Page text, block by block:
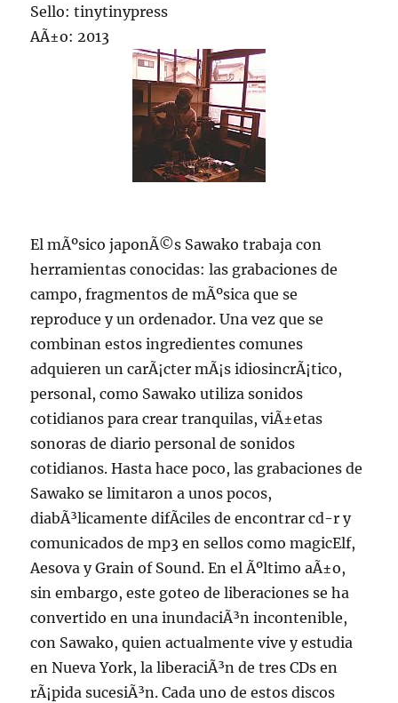
Sello: tinytinypress
AÃ±o: 2013
El mÃºsico japonÃ©s Sawako trabaja con
herramientas conocidas: las grabaciones de
campo, fragmentos de mÃºsica que se
reproduce y un ordenador. Una vez que se
combinan estos ingredientes comunes
adquieren un carÃ¡cter mÃ¡s idiosincrÃ¡tico,
personal, como Sawako utiliza sonidos
cotidianos para crear tranquilas, viÃ±etas
sonoras de diario personal de sonidos
cotidianos. Hasta hace poco, las grabaciones de
Sawako se limitaron a unos pocos,
diabÃ³licamente difÃ­ciles de encontrar cd-r y
comunicados de mp3 en sellos como magicElf,
Aesova y Grain of Sound. En el Ãºltimo aÃ±o,
sin embargo, este goteo de liberaciones se ha
convertido en una inundaciÃ³n incontenible,
con Sawako, quien actualmente vive y estudia
en Nueva York, la liberaciÃ³n de tres CDs en
rÃ¡pida sucesiÃ³n. Cada uno de estos discos